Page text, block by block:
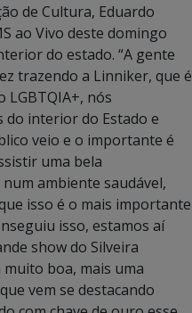
de Cultura, Eduardo
ao Vivo deste domingo
do estado. “A gente
trazendo a Linniker, que é
nós
do interior do Estado e
veio e o importante é
uma bela
ambiente saudável,
isso é o mais importante
isso, estamos aí
show do Silveira
boa, mais uma
vem se destacando